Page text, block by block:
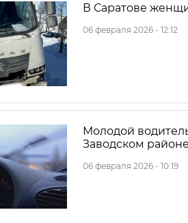
В Саратове
06 февраля 2026 - 12:12
Молодой
Заводском
06 февраля 2026 - 10:19